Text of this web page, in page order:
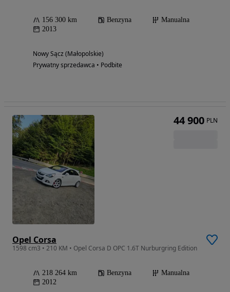
156 300 km Benzyna
Manualna
2013
Nowy Sącz (Małopolskie)
Prywatny sprzedawca • Podbite
Opel Corsa
1598 cm3 • 210 KM • Opel Corsa D OPC 1.6T Nurburgring Edition
218 264 km Benzyna
Manualna
2012
44 900 PLN